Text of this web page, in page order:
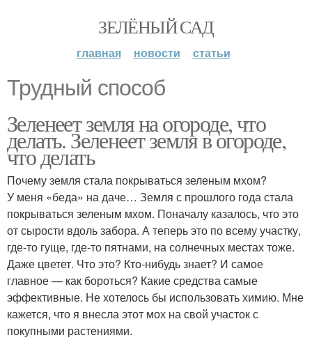
ЗЕЛЁНЫЙ САД
главная новости статьи
Трудный способ
Зеленеет земля на огороде, что
делать. Зеленеет земля в огороде,
что делать
Почему земля стала покрываться зеленым мхом?
У меня «беда» на даче… Земля с прошлого года стала
покрываться зеленым мхом. Поначалу казалось, что это
от сырости вдоль забора. А теперь это по всему участку,
где-то гуще, где-то пятнами, на солнечных местах тоже.
Даже цветет. Что это? Кто-нибудь знает? И самое
главное — как бороться? Какие средства самые
эффективные. Не хотелось бы использовать химию. Мне
кажется, что я внесла этот мох на свой участок с
покупными растениями.